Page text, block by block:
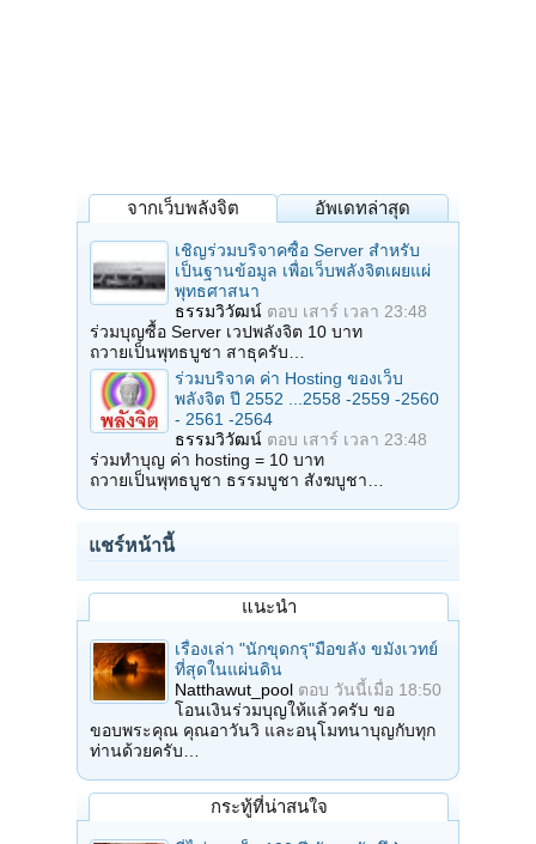
จากเว็บพลังจิต อัพเดทล่าสุด
เชิญร่วมบริจาคซื้อ Server สำหรับ
เป็นฐานข้อมูล เพื่อเว็บพลังจิตเผยแผ่
พุทธศาสนา
ธรรมวิวัฒน์ ตอบ เสาร์ เวลา 23:48
ร่วมบุญซื้อ Server เวปพลังจิต 10 บาท
ถวายเป็นพุทธบูชา สาธุครับ…
ร่วมบริจาค ค่า Hosting ของเว็บ
พลังจิต ปี 2552 ...2558 -2559 -2560
- 2561 -2564
ธรรมวิวัฒน์ ตอบ เสาร์ เวลา 23:48
ร่วมทำบุญ ค่า hosting = 10 บาท
ถวายเป็นพุทธบูชา ธรรมบูชา สังฆบูชา…
แชร์หน้านี้
แนะนำ
เรื่องเล่า "นักขุดกรุ"มือขลัง ขมังเวทย์
ที่สุดในแผ่นดิน
Natthawut_pool ตอบ วันนี้เมื่อ 18:50
โอนเงินร่วมบุญให้แล้วครับ ขอ
ขอบพระคุณ คุณอาวันวิ และอนุโมทนาบุญกับทุก
ท่านด้วยครับ…
กระทู้ที่น่าสนใจ